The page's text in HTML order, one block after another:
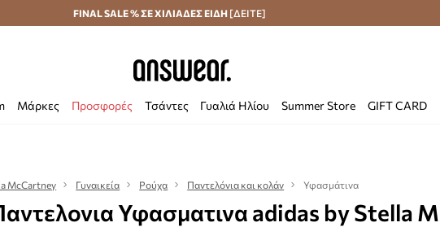
Αποστολή σε 24 ώρες Εξοικονομήστε με το Answear Club
FINAL SALE % ΣΕ ΧΙΛΙΑΔΕΣ ΕΙΔΗ [ΔΕΙΤΕ]
Μάρκες Προσφορές Τσάντες Γυαλιά Ηλίου Summer Store GIFT CARD
McCartney Γυναικεία Ρούχα Παντελόνια και κολάν Υφασμάτινα
Υφασματινα adidas by Stella